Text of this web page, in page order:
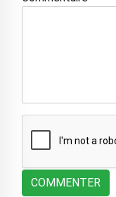
COMMENTER